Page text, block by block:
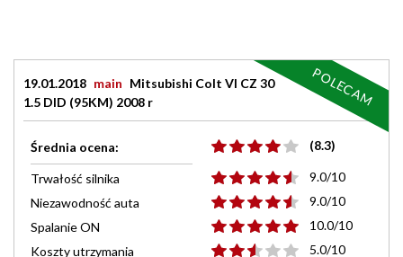
19.01.2018 main Mitsubishi Colt VI CZ 30
1.5 DID (95KM) 2008 r
Średnia ocena: (8.3)
Trwałość silnika
9.0/10
Niezawodność auta
9.0/10
Spalanie ON
10.0/10
Koszty utrzymania
5.0/10
POLECAM